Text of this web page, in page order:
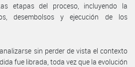
etapas del proceso, incluyendo la
desembolsos y ejecución de los
sin perder de vista el contexto
fue librada, toda vez que la evolución